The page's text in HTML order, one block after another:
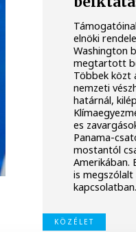
elnöki
Washington
megtartott
Többek közt
nemzeti
határnál,
es
Panama-
mostantól
Amerikában.
is megszólalt
kapcsolatban.
KÖZÉLET